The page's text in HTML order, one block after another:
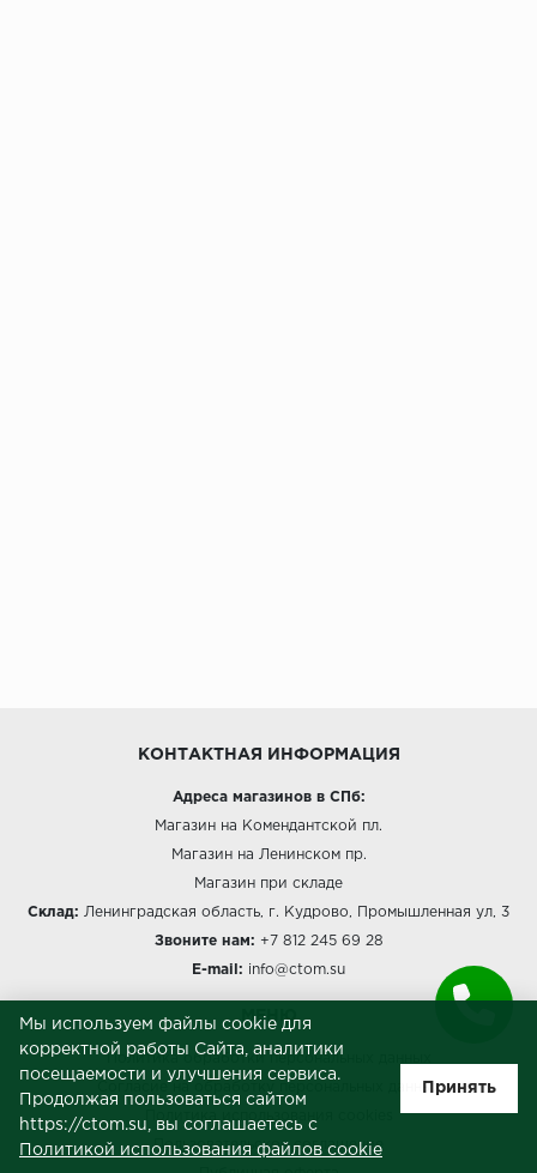
КОНТАКТНАЯ ИНФОРМАЦИЯ
Адреса магазинов в СПб:
Магазин на Комендантской пл.
Магазин на Ленинском пр.
Магазин при складе
Склад: Ленинградская область, г. Кудрово, Промышленная ул, 3
Звоните нам: +7 812 245 69 28
E-mail: info@ctom.su
МЕНЮ
Политика обработки персональных данных
Согласие на обработку персональных данных
Пользовательское соглашение
Мы используем файлы cookie для
корректной работы Сайта, аналитики
посещаемости и улучшения сервиса.
Продолжая пользоваться сайтом
https://ctom.su, вы соглашаетесь с
Политикой использования файлов cookie
Принять